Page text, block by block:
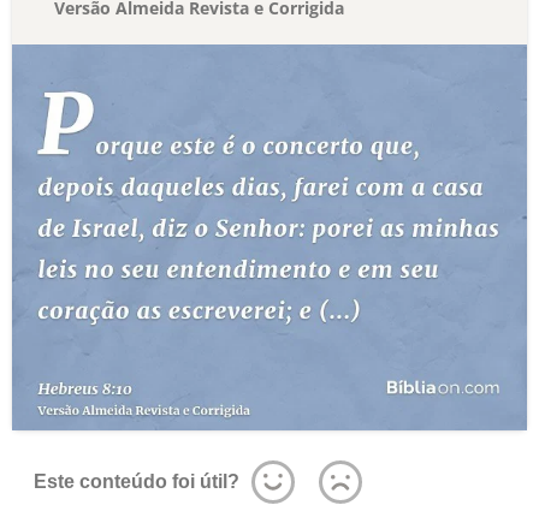
Versão Almeida Revista e Corrigida
Este conteúdo foi útil?